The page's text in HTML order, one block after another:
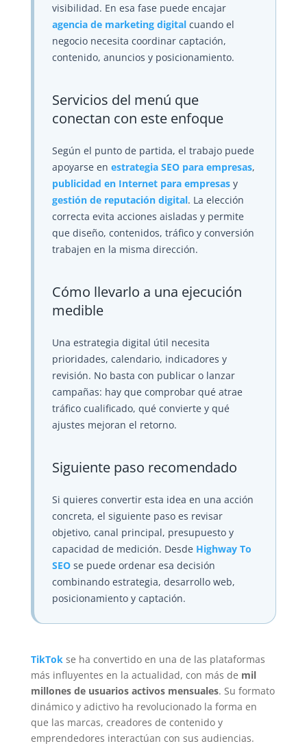
visibilidad. En esa fase puede encajar
agencia de marketing digitalcuando el
negocio necesita coordinar captación,
contenido, anuncios y posicionamiento.
Servicios del menú que
conectan con este enfoque
Según el punto de partida, el trabajo puede
apoyarse en estrategia SEO para empresas,
publicidad en Internet para empresasy
gestión de reputación digital. La elección
correcta evita acciones aisladas y permite
que diseño, contenidos, tráfico y conversión
trabajen en la misma dirección.
Cómo llevarlo a una ejecución
medible
Una estrategia digital útil necesita
prioridades, calendario, indicadores y
revisión. No basta con publicar o lanzar
campañas: hay que comprobar qué atrae
tráfico cualificado, qué convierte y qué
ajustes mejoran el retorno.
Siguiente paso recomendado
Si quieres convertir esta idea en una acción
concreta, el siguiente paso es revisar
objetivo, canal principal, presupuesto y
capacidad de medición. Desde Highway To
SEOse puede ordenar esa decisión
combinando estrategia, desarrollo web,
posicionamiento y captación.
TikTokse ha convertido en una de las plataformas
más influyentes en la actualidad, con más de mil
millones de usuarios activos mensuales. Su formato
dinámico y adictivo ha revolucionado la forma en
que las marcas, creadores de contenido y
emprendedores interactúan con sus audiencias.